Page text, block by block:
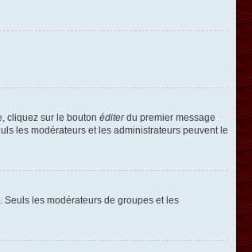
cliquez sur le bouton éditerdu premier message
les modérateurs et les administrateurs peuvent le
Seuls les modérateurs de groupes et les